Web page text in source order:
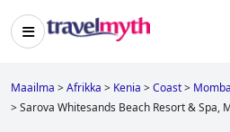
Maailma >Afrikka > Kenia >Coast>
>Sarova Whitesands Beach Resort & Spa,